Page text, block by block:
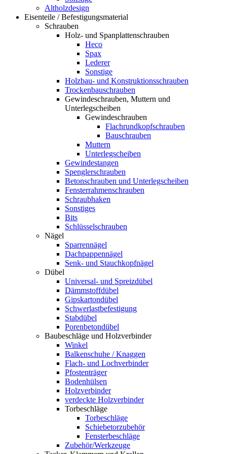
Altholzdesign
Eisenteile / Befestigungsmaterial
Schrauben
Holz- und Spanplattenschrauben
Heco
Spax
Lederer
Sonstige
Holzbau- und Konstruktionsschrauben
Trockenbauschrauben
Gewindeschrauben, Muttern und
Unterlegscheiben
Gewindeschrauben
Flachrundkopfschrauben
Bauschrauben
Muttern
Unterlegscheiben
Gewindestangen
Spenglerschrauben
Betonschrauben und Unterlegscheiben
Fensterrahmenschrauben
Schraubhaken
Sonstiges
Bits
Schlüsselschrauben
Nägel
Sparrennägel
Dachpappennägel
Senk- und Stauchkopfnägel
Dübel
Universal- und Spreizdübel
Dämmstoffdübel
Gipskartondübel
Schwerlastbefestigung
Stabdübel
Porenbetondübel
Baubeschläge und Holzverbinder
Winkel
Balkenschuhe / Knaggen
Flach- und Lochverbinder
Pfostenträger
Bodenhülsen
Holzverbinder
verdeckte Holzverbinder
Torbeschläge
Torbeschläge
Schiebetorzubehör
Fensterbeschläge
Zubehör/Werkzeuge